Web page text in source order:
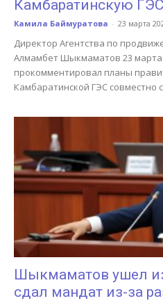
Камбаратинскую
Камила Баймуратова - 23 марта
Директор Агентства по
Алмамбет Шыкмаматов 23 марта
прокомментировал планы
Камбаратинской ГЭС совместно
Шыкмаматов ушел
сдал мандат из-за